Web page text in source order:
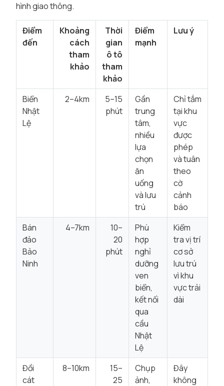
hình giao thông.
Điểm
đến
Khoảng
cách
tham
khảo
Thời
gian
ô tô
tham
khảo
Điểm
mạnh
Lưu ý
Biển
Nhật
Lệ
2–4km
5–15
phút
Gần
trung
tâm,
nhiều
lựa
chọn
ăn
uống
và lưu
trú
Chỉ tắm
tại khu
vực
được
phép
và tuân
theo
cờ
cảnh
báo
Bán
đảo
Bảo
Ninh
4–7km
10–
20
phút
Phù
hợp
nghỉ
dưỡng
ven
biển,
kết nối
qua
cầu
Nhật
Lệ
Kiểm
tra vị trí
cơ sở
lưu trú
vì khu
vực trải
dài
Đồi
cát
8–10km
15–
25
Chụp
ảnh,
Đây
không